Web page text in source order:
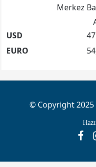
Merkez
USD
EURO
© Copyright 2025